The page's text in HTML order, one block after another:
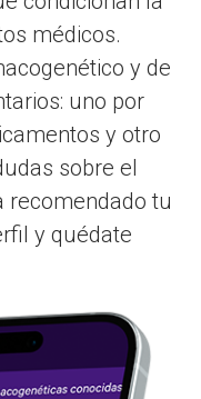
médicos.
y de
uno por
y otro
sobre el
recomendado tu
y quédate